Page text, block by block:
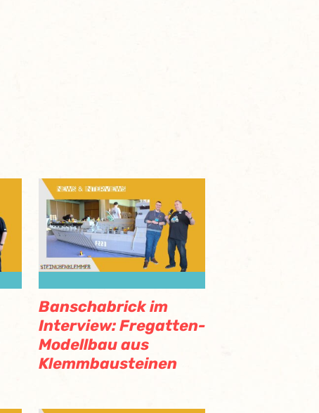
Banschabrick im
Interview: Fregatten-
Modellbau aus
Klemmbausteinen